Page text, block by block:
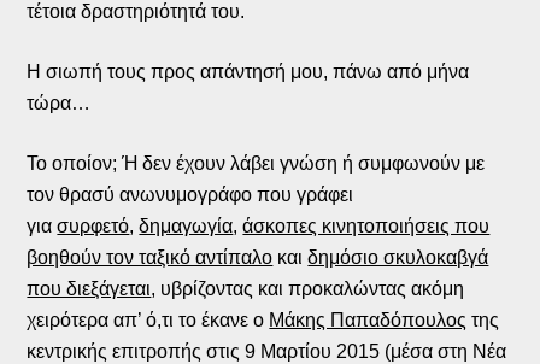
τέτοια δραστηριότητά του.
Η σιωπή τους προς απάντησή μου, πάνω από μήνα
τώρα…
Το οποίον; Ή δεν έχουν λάβει γνώση ή συμφωνούν με
τον θρασύ ανωνυμογράφο που γράφει
γιασυρφετό,δημαγωγία,άσκοπες κινητοποιήσεις που
βοηθούν τον ταξικό αντίπαλο καιδημόσιο σκυλοκαβγά
που διεξάγεται, υβρίζοντας και προκαλώντας ακόμη
χειρότερα απ’ ό,τι το έκανε ο Μάκης Παπαδόπουλος της
κεντρικής επιτροπής στις 9 Μαρτίου 2015 (μέσα στη Νέα